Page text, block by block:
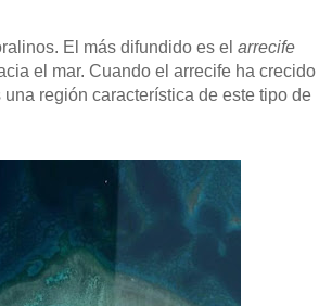
El más difundido es el arrecife
el mar. Cuando el arrecife ha crecido
región característica de este tipo de